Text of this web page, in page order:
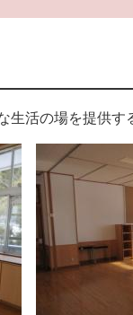
生活の場を提供す